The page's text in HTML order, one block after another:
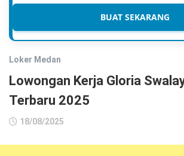
BUAT SEKARANG
Loker Medan
Lowongan Kerja Gloria
Terbaru 2025
18/08/2025